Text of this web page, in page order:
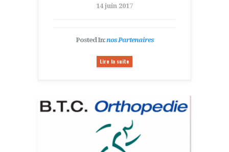
14 juin 2017
Posted In:nos Partenaires
Lire la suite